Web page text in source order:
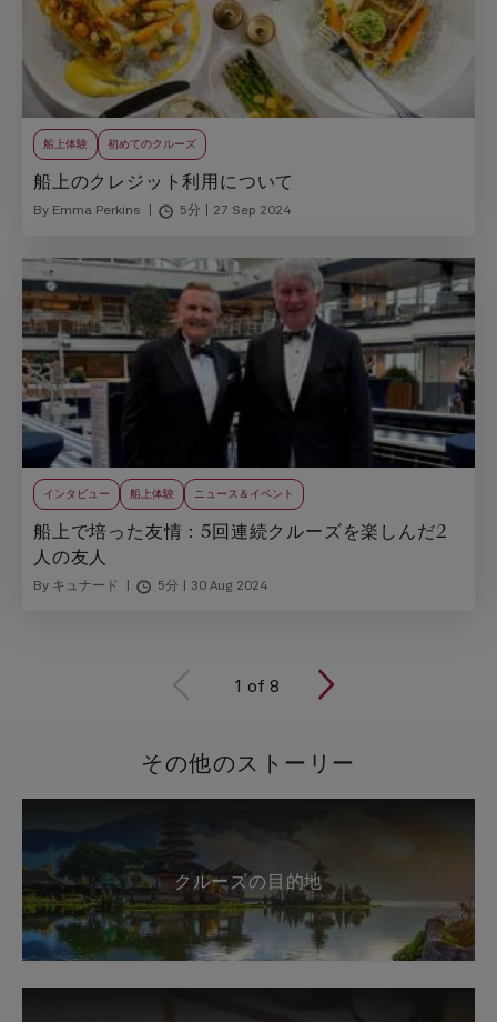
船上体験 初めてのクルーズ
船上のクレジット利用について
By Emma Perkins 5分 27 Sep 2024
インタビュー 船上体験 ニュース＆イベント
船上で培った友情：5回連続クルーズを楽しんだ2
人の友人
By キュナード 5分 30 Aug 2024
1 of 8
その他のストーリー
クルーズの目的地